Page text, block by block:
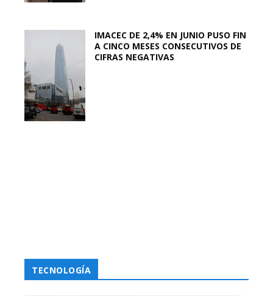
IMACEC DE 2,4% EN JUNIO PUSO FIN
A CINCO MESES CONSECUTIVOS DE
CIFRAS NEGATIVAS
TECNOLOGÍA